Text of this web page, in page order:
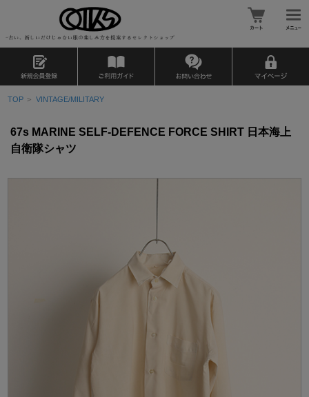
TOP > VINTAGE/MILITARY
67s MARINE SELF-DEFENCE FORCE SHIRT 日本海上
自衛隊シャツ